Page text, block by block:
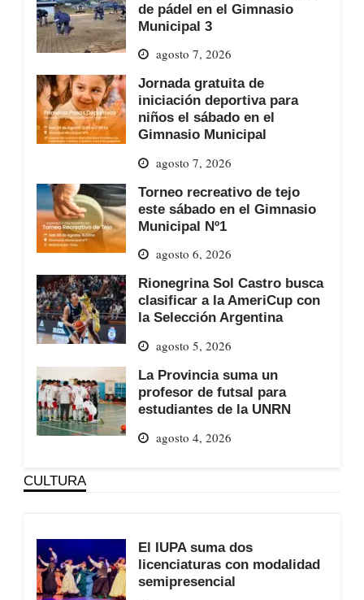
de pádel en el Gimnasio
Municipal 3
agosto 7, 2026
Jornada gratuita de
iniciación deportiva para
niños el sábado en el
Gimnasio Municipal
agosto 7, 2026
Torneo recreativo de tejo
este sábado en el Gimnasio
Municipal Nº1
agosto 6, 2026
Rionegrina Sol Castro busca
clasificar a la AmeriCup con
la Selección Argentina
agosto 5, 2026
La Provincia suma un
profesor de futsal para
estudiantes de la UNRN
agosto 4, 2026
CULTURA
El IUPA suma dos
licenciaturas con modalidad
semipresencial